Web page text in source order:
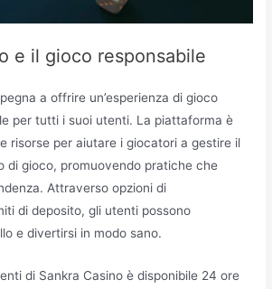
e il gioco responsabile
a offrire un’esperienza di gioco
per tutti i suoi utenti. La piattaforma è
risorse per aiutare i giocatori a gestire il
di gioco, promuovendo pratiche che
Attraverso opzioni di
di deposito, gli utenti possono
e divertirsi in modo sano.
di Sankra Casino è disponibile 24 ore